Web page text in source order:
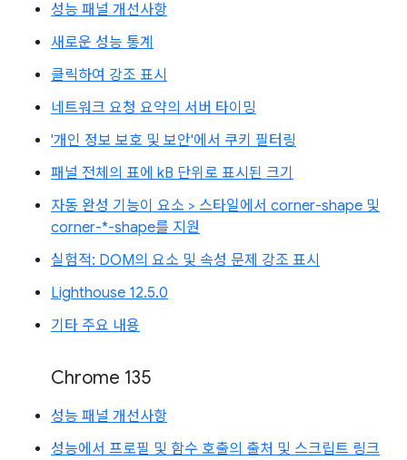
성능 패널 개선사항
새로운 성능 통계
클릭하여 강조 표시
네트워크 요청 요약의 서버 타이밍
'개인 정보 보호 및 보안'에서 쿠키 필터링
패널 전체의 표에 kB 단위로 표시된 크기
자동 완성 기능이 요소 > 스타일에서 corner-shape 및
corner-*-shape를 지원
실험적: DOM의 요소 및 속성 문제 강조 표시
Lighthouse 12.5.0
기타 주요 내용
Chrome 135
성능 패널 개선사항
성능에서 프로필 및 함수 호출의 출처 및 스크립트 링크